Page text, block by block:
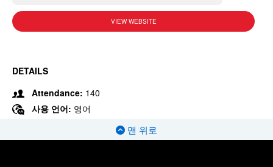
VIEW WEBSITE
DETAILS
Attendance: 140
사용 언어: 영어
맨 위로